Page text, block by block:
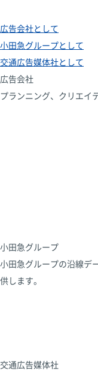
広告会社として
小田急グループとして
交通広告媒体社として
広告会社
プランニング、クリエイ
小田急グループ
小田急グループの沿線デ
供します。
交通広告媒体社